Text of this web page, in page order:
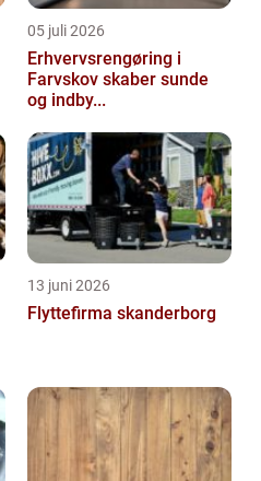
05 juli 2026
Erhvervsrengøring i
Farvskov skaber sunde
og indby...
13 juni 2026
Flyttefirma skanderborg